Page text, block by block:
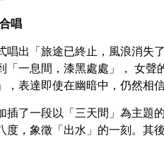
唱
唱出「旅途已終止，風浪消失
「一息間，漆黑處處」， 女
，表達即使在幽暗中，仍然相信
插了一段以「三天間」為主題
度，象徵「出水」的一刻。其